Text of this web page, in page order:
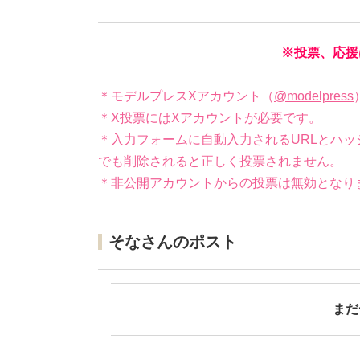
※投票、応援
＊モデルプレスXアカウント（@modelpress
＊X投票にはXアカウントが必要です。
＊入力フォームに自動入力されるURLとハッ
でも削除されると正しく投票されません。
＊非公開アカウントからの投票は無効となり
そなさんのポスト
ま